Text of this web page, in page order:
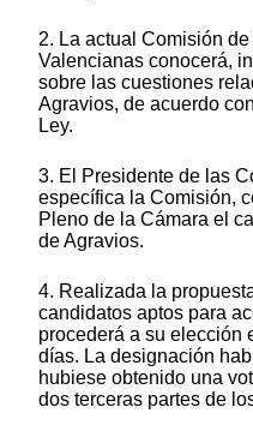
2. La actual Comisión
Valencianas conocerá,
sobre las cuestiones
Agravios, de acuerdo
Ley.
3. El Presidente de las
específica la Comisión,
Pleno de la Cámara el
de Agravios.
4. Realizada la
candidatos aptos para
procederá a su elección
días. La designación
hubiese obtenido una
dos terceras partes de